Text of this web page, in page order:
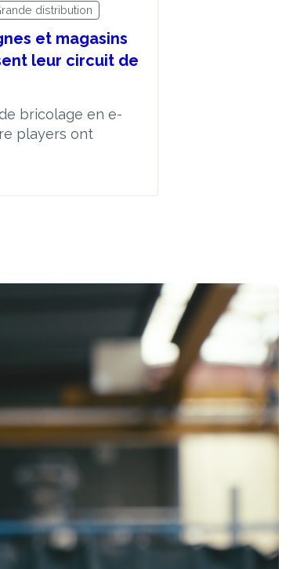
distribution
et magasins
leur circuit de
bricolage en e-
players ont